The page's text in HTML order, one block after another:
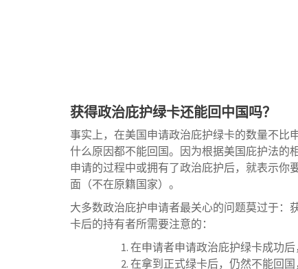
获得政治庇护绿卡还能回中国吗？
事实上，在美国申请政治庇护绿卡的数量不比
什么原因都不能回国。因为根据美国庇护法的
申请的过程中或拥有了政治庇护后，就表示你
面（不在原籍国家）。
大多数政治庇护申请者最关心的问题莫过于：
卡后的持有者所需要注意的：
在申请者申请政治庇护绿卡成功
在拿到正式绿卡后，仍然不能回